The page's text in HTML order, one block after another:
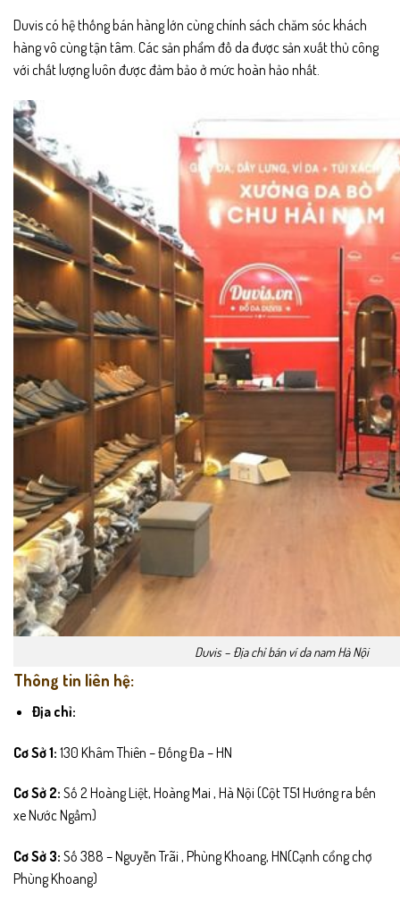
Duvis có hệ thống bán hàng lớn cùng chính sách chăm sóc khách
hàng vô cùng tận tâm. Các sản phẩm đồ da được sản xuất thủ công
với chất lượng luôn được đảm bảo ở mức hoàn hảo nhất.
Duvis – Địa chỉ bán ví da nam Hà Nội
Thông tin liên hệ:
Địa chỉ:
Cơ Sở 1: 130 Khâm Thiên – Đống Đa – HN
Cơ Sở 2: Số 2 Hoàng Liệt, Hoàng Mai , Hà Nội (Cột T51 Hướng ra bến
xe Nước Ngầm)
Cơ Sở 3: Số 388 – Nguyễn Trãi , Phùng Khoang, HN(Cạnh cổng chợ
Phùng Khoang)